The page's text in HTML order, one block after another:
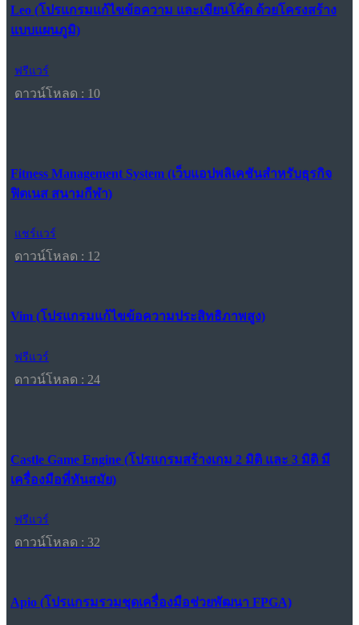
Leo (โปรแกรมแก้ไขข้อความ และเขียนโค้ด ด้วยโครงสร้าง
แบบแผนภูมิ)
ฟรีแวร์
ดาวน์โหลด : 10
Fitness Management System (เว็บแอปพลิเคชันสำหรับธุรกิจ
ฟิตเนส สนามกีฬา)
แชร์แวร์
ดาวน์โหลด : 12
Vim (โปรแกรมแก้ไขข้อความประสิทธิภาพสูง)
ฟรีแวร์
ดาวน์โหลด : 24
Castle Game Engine (โปรแกรมสร้างเกม 2 มิติ และ 3 มิติ มี
เครื่องมือที่ทันสมัย)
ฟรีแวร์
ดาวน์โหลด : 32
Apio (โปรแกรมรวมชุดเครื่องมือช่วยพัฒนา FPGA)